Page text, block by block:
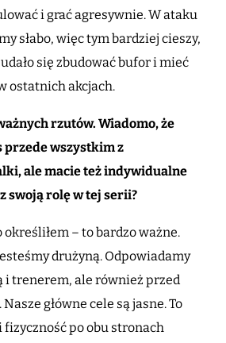
i grać agresywnie. W ataku
słabo, więc tym bardziej cieszy,
się zbudować bufor i mieć
ostatnich akcjach.
rzutów. Wiadomo, że
wszystkim z
ale macie też indywidualne
swoją rolę w tej serii?
określiłem – to bardzo ważne.
drużyną. Odpowiadamy
i trenerem, ale również przed
główne cele są jasne. To
fizyczność po obu stronach